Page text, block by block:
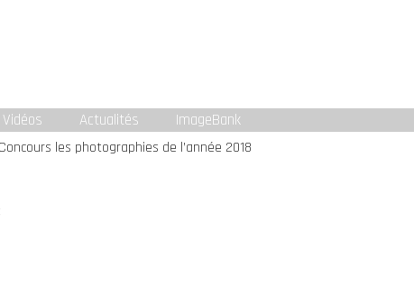
Vidéos Actualités ImageBank
Concours les photographies de l’année 2018